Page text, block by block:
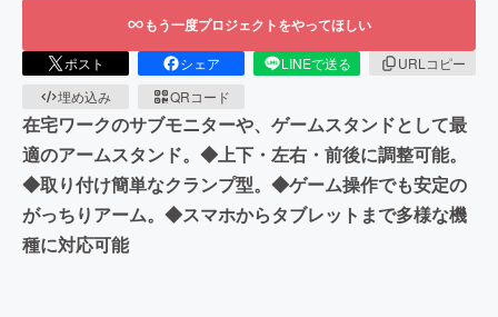
もう一度プロジェクトをやってほしい
ポスト シェア LINEで送る
URLコピー
埋め込み
QRコード
在宅ワークのサブモニターや、ゲームスタンドとして最
適のアームスタンド。◆上下・左右・前後に調整可能。
◆取り付け簡単なクランプ型。◆ゲーム操作でも安定の
がっちりアーム。◆スマホからタブレットまで多様な機
種に対応可能